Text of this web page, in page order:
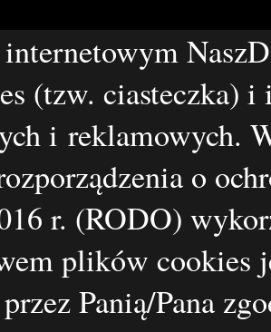
(tzw. ciasteczka)
i reklamowych.
o
r. (RODO)
plików cookies
Panią/Pana